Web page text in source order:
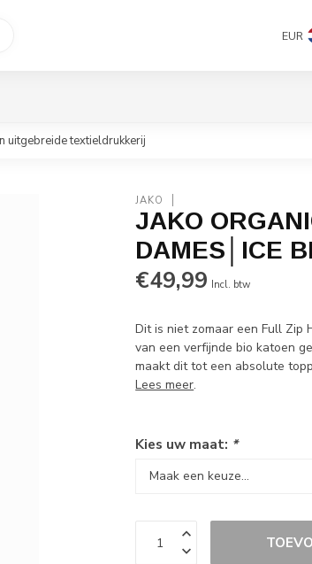
EUR
uitgebreide textieldrukkerij
JAKO
JAKO
DAMES│ICE
€49,99 Incl. btw
Dit is niet zomaar een Full Zip
van een verfijnde bio katoen
maakt dit tot een absolute
Lees meer.
Kies uw maat: *